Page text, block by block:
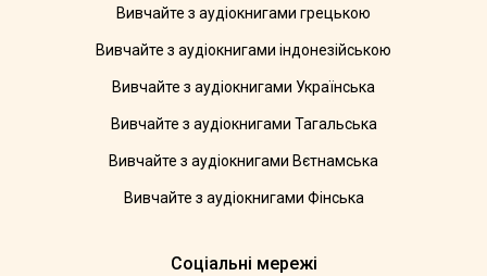
Вивчайте з аудіокнигами грецькою
Вивчайте з аудіокнигами індонезійською
Вивчайте з аудіокнигами Українська
Вивчайте з аудіокнигами Тагальська
Вивчайте з аудіокнигами Вєтнамська
Вивчайте з аудіокнигами Фінська
Соціальні мережі